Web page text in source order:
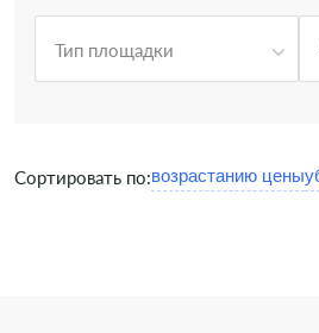
Тип площадки
Сортировать по: